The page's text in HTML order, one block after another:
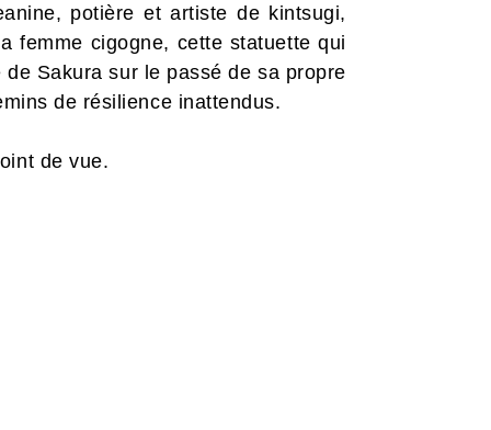
potière et artiste de kintsugi,
femme cigogne, cette statuette qui
Sakura sur le passé de sa propre
de résilience inattendus.
de vue.